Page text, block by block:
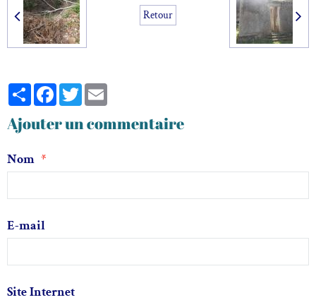
Retour
PartagerFacebook
Twitter
Ajouter un commentaire
Nom
E-mail
Site Internet